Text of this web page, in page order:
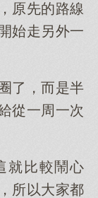
原先的路線
始走另外一
了，而是半
從一周一次
就比較鬧心
所以大家都